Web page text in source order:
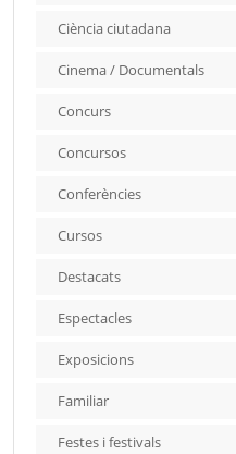
Ciència ciutadana
Cinema / Documentals
Concurs
Concursos
Conferències
Cursos
Destacats
Espectacles
Exposicions
Familiar
Festes i festivals